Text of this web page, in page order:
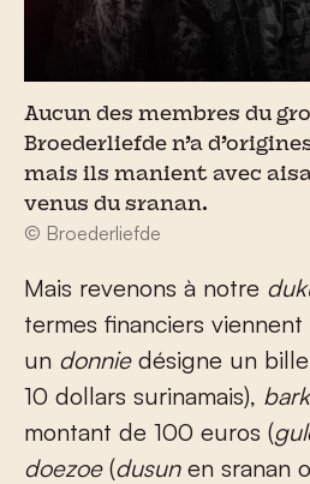
Aucun des membres du
Broederliefde n’a
mais ils manient avec
venus du sranan.
© Broederliefde
Mais revenons à notre
termes financiers
un donniedésigne un
10 dollars surinamais),
montant de 100 euros (
doezoe(dusunen sranan